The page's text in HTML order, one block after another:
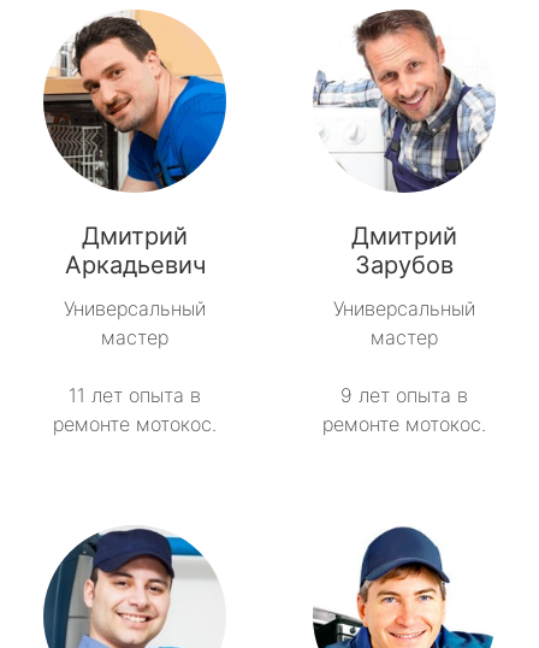
Дмитрий
Аркадьевич
Универсальный
мастер
11 лет опыта в
ремонте мотокос.
Дмитрий
Зарубов
Универсальный
мастер
9 лет опыта в
ремонте мотокос.